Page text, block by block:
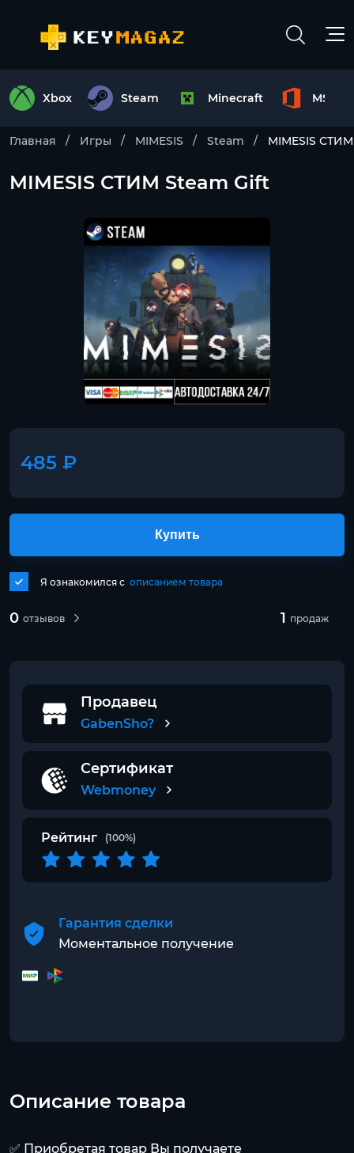
Xbox Steam Minecraft MS
Главная Игры MIMESIS Steam MIMESIS
MIMESIS СТИМ Steam Gift
485 ₽
0 отзывов 1 продаж
Я ознакомился с описанием товара
Купить
Продавец
GabenSho?
Сертификат
Webmoney
Рейтинг (100%)
Гарантия сделки
Моментальное получение
Описание товара
✅ Приобретая товар Вы получаете